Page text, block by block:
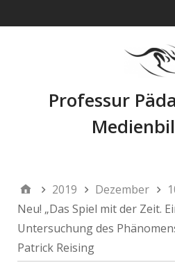
Professur
2019 Dezember
Neu! „Das Spiel mit der Zeit.
Untersuchung des
Patrick Reising